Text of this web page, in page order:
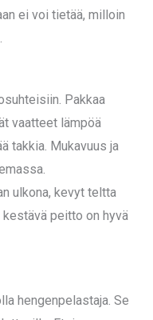
ei voi tietää, milloin
Pakkaa
vaatteet lämpöä
takkia. Mukavuus ja
ulkona, kevyt teltta
peitto on hyvä
hengenpelastaja. Se